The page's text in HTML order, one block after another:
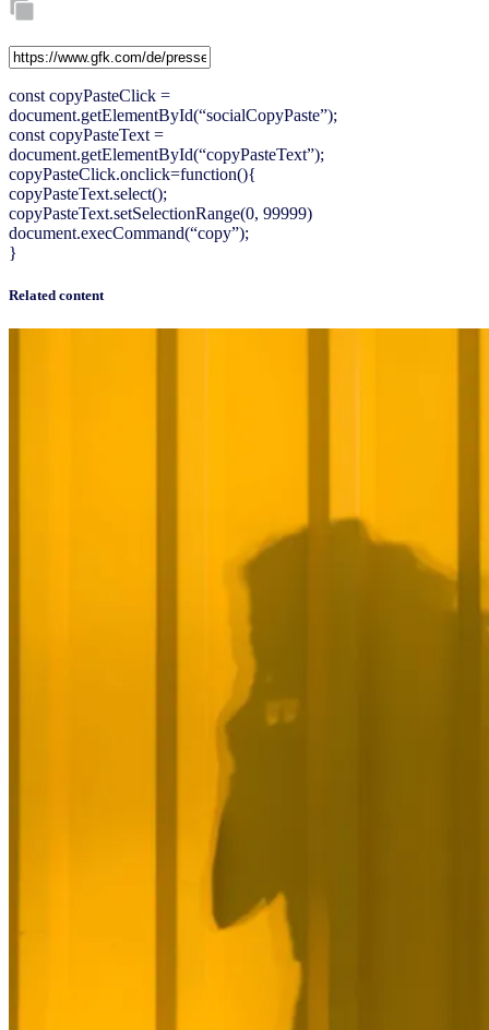
const copyPasteClick =
document.getElementById(“socialCopyPaste”);
const copyPasteText =
document.getElementById(“copyPasteText”);
copyPasteClick.onclick=function(){
copyPasteText.select();
copyPasteText.setSelectionRange(0, 99999)
document.execCommand(“copy”);
}
Related content